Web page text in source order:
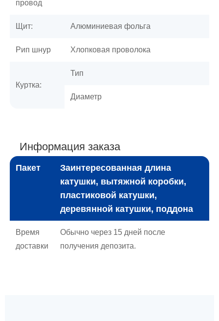
провод
Щит: Алюминиевая фольга
Рип шнур Хлопковая проволока
Куртка:
Тип
Диаметр
Информация заказа
Пакет
Заинтересованная длина
катушки, вытяжной коробки,
пластиковой катушки,
деревянной катушки, поддона
Время
доставки
Обычно через 15 дней после
получения депозита.